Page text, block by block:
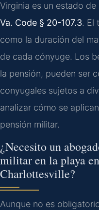
Virginia es un estado
Va. Code § 20-107.3. El
como la duración del
de cada cónyuge. Los
la pensión, pueden ser
conyugales sujetos a
analizar cómo se
pensión militar.
¿Necesito un
militar en la playa
Charlottesville?
Aunque no es